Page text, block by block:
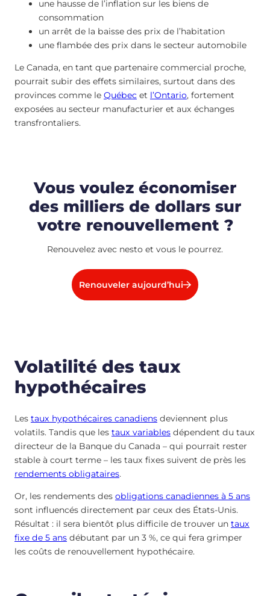
une hausse de l’inflation sur les biens de
consommation
un arrêt de la baisse des prix de l’habitation
une flambée des prix dans le secteur automobile
Le Canada, en tant que partenaire commercial proche,
pourrait subir des effets similaires, surtout dans des
provinces comme le Québec et l’Ontario, fortement
exposées au secteur manufacturier et aux échanges
transfrontaliers.
Vous voulez économiser
des milliers de dollars sur
votre renouvellement ?
Renouvelez avec nesto et vous le pourrez.
Renouveler aujourd’hui
Volatilité des taux
hypothécaires
Les taux hypothécaires canadiens deviennent plus
volatils. Tandis que les taux variables dépendent du taux
directeur de la Banque du Canada – qui pourrait rester
stable à court terme – les taux fixes suivent de près les
rendements obligataires.
Or, les rendements des obligations canadiennes à 5 ans
sont influencés directement par ceux des États-Unis.
Résultat : il sera bientôt plus difficile de trouver un taux
fixe de 5 ans débutant par un 3 %, ce qui fera grimper
les coûts de renouvellement hypothécaire.